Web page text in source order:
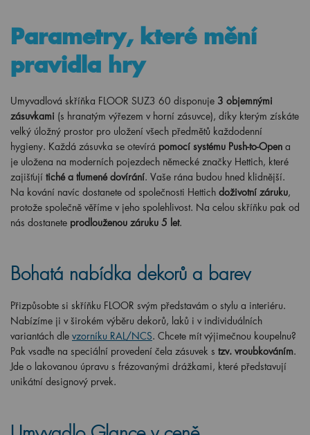
Parametry, které mění
pravidla hry
Umyvadlová skříňka FLOOR SUZ3 60 disponuje 3 objemnými
zásuvkami (s hranatým výřezem v horní zásuvce), díky kterým získáte
velký úložný prostor pro uložení všech předmětů každodenní
hygieny. Každá zásuvka se otevírá pomocí systému Push-to-Open a
je uložena na moderních pojezdech německé značky Hettich, které
zajišťují tiché a tlumené dovírání. Vaše rána budou hned klidnější.
Na kování navíc dostanete od společnosti Hettich doživotní záruku,
protože společně věříme v jeho spolehlivost. Na celou skříňku pak od
nás dostanete prodlouženou záruku 5 let.
Bohatá nabídka dekorů a barev
Přizpůsobte si skříňku FLOOR svým představám o stylu a interiéru.
Nabízíme ji v širokém výběru dekorů, laků i v individuálních
variantách dle vzorníku RAL/NCS. Chcete mít výjimečnou koupelnu?
Pak vsaďte na speciální provedení čela zásuvek s tzv. vroubkováním.
Jde o lakovanou úpravu s frézovanými drážkami, které představují
unikátní designový prvek.